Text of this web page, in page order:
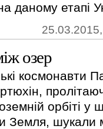
даному етапі
озер
космонавти
орбіті у
Земля, шукали